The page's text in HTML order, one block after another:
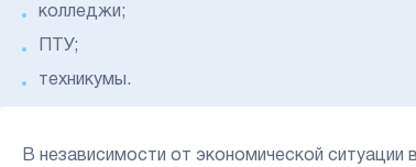
колледжи;
ПТУ;
техникумы.
В независимости от экономической ситуации